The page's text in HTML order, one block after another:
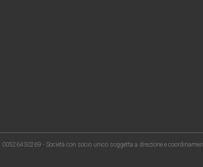
- Società con socio unico soggetta a direzione e